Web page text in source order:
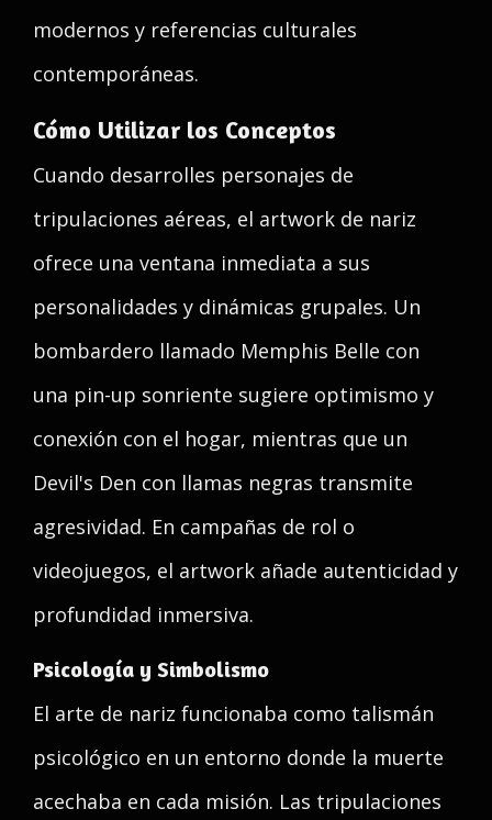
modernos y referencias culturales
contemporáneas.
Cómo Utilizar los Conceptos
Cuando desarrolles personajes de
tripulaciones aéreas, el artwork de nariz
ofrece una ventana inmediata a sus
personalidades y dinámicas grupales. Un
bombardero llamado Memphis Belle con
una pin-up sonriente sugiere optimismo y
conexión con el hogar, mientras que un
Devil's Den con llamas negras transmite
agresividad. En campañas de rol o
videojuegos, el artwork añade autenticidad y
profundidad inmersiva.
Psicología y Simbolismo
El arte de nariz funcionaba como talismán
psicológico en un entorno donde la muerte
acechaba en cada misión. Las tripulaciones